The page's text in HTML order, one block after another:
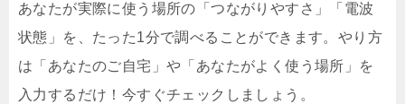
あなたが実際に使う場所の「つながりやすさ」「電波
状態」を、たった1分で調べることができます。やり方
は「あなたのご自宅」や「あなたがよく使う場所」を
入力するだけ！今すぐチェックしましょう。